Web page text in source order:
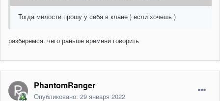
Тогда милости прошу у себя в клане ) если хочешь )
разберемся. чего раньше времени говорить
PhantomRanger
Опубликовано: 29 января 2022